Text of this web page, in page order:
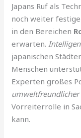
Japans Ruf als
noch weiter
in den Bereichen
erwarten.
japanischen
Menschen
Experten großes
umweltfreundlicher
Vorreiterrolle in
kann.